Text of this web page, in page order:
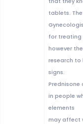
tablets.
for treating
however
research
signs.
Prednisone
in people
elements
may affect